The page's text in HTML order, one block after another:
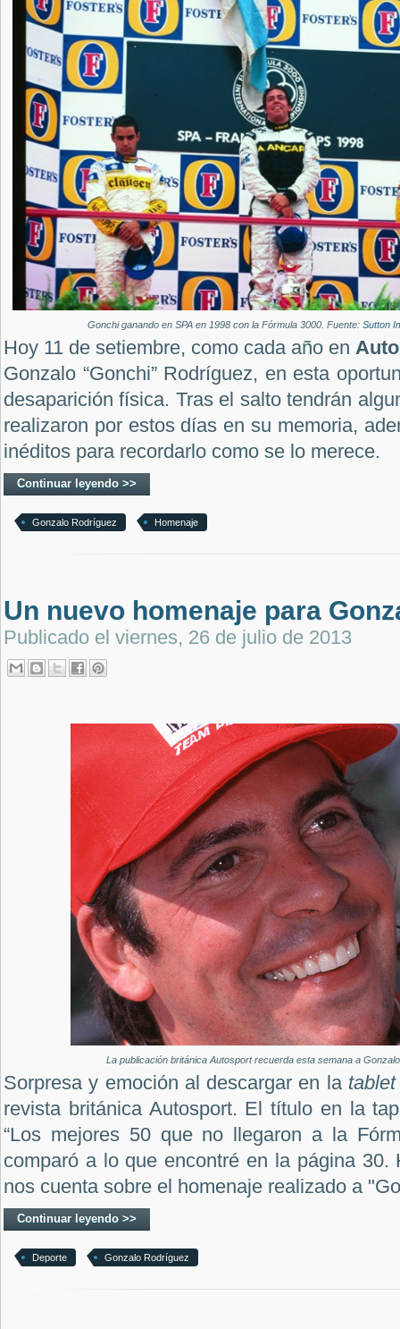
Gonchi ganando en SPA en 1998 con la Fórmula 3000. Fuente: Sutton
Hoy 11 de setiembre, como cada año en
Gonzalo “Gonchi” Rodríguez, en esta
desaparición física. Tras el salto tendrán
realizaron por estos días en su memoria,
inéditos para recordarlo como se lo merece.
Continuar leyendo >>
Gonzalo Rodríguez Homenaje
Un nuevo homenaje para
Publicado el viernes, 26 de julio de 2013
La publicación británica Autosport recuerda esta semana a
Sorpresa y emoción al descargar en la
revista británica Autosport. El título en la
“Los mejores 50 que no llegaron a la
comparó a lo que encontré en la página 30.
nos cuenta sobre el homenaje realizado a
Continuar leyendo >>
Deporte Gonzalo Rodríguez